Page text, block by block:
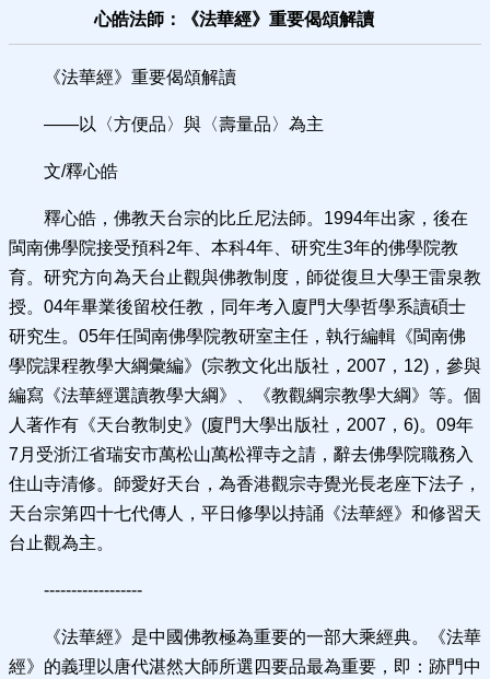
心皓法師：《法華經》重要偈頌解讀
《法華經》重要偈頌解讀
——以〈方便品〉與〈壽量品〉為主
文/釋心皓
釋心皓，佛教天台宗的比丘尼法師。1994年出家，後在
閩南佛學院接受預科2年、本科4年、研究生3年的佛學院教
育。研究方向為天台止觀與佛教制度，師從復旦大學王雷泉教
授。04年畢業後留校任教，同年考入廈門大學哲學系讀碩士
研究生。05年任閩南佛學院教研室主任，執行編輯《閩南佛
學院課程教學大綱彙編》(宗教文化出版社，2007，12)，參與
編寫《法華經選讀教學大綱》、《教觀綱宗教學大綱》等。個
人著作有《天台教制史》(廈門大學出版社，2007，6)。09年
7月受浙江省瑞安市萬松山萬松禪寺之請，辭去佛學院職務入
住山寺清修。師愛好天台，為香港觀宗寺覺光長老座下法子，
天台宗第四十七代傳人，平日修學以持誦《法華經》和修習天
台止觀為主。
------------------
《法華經》是中國佛教極為重要的一部大乘經典。《法華
經》的義理以唐代湛然大師所選四要品最為重要，即：跡門中